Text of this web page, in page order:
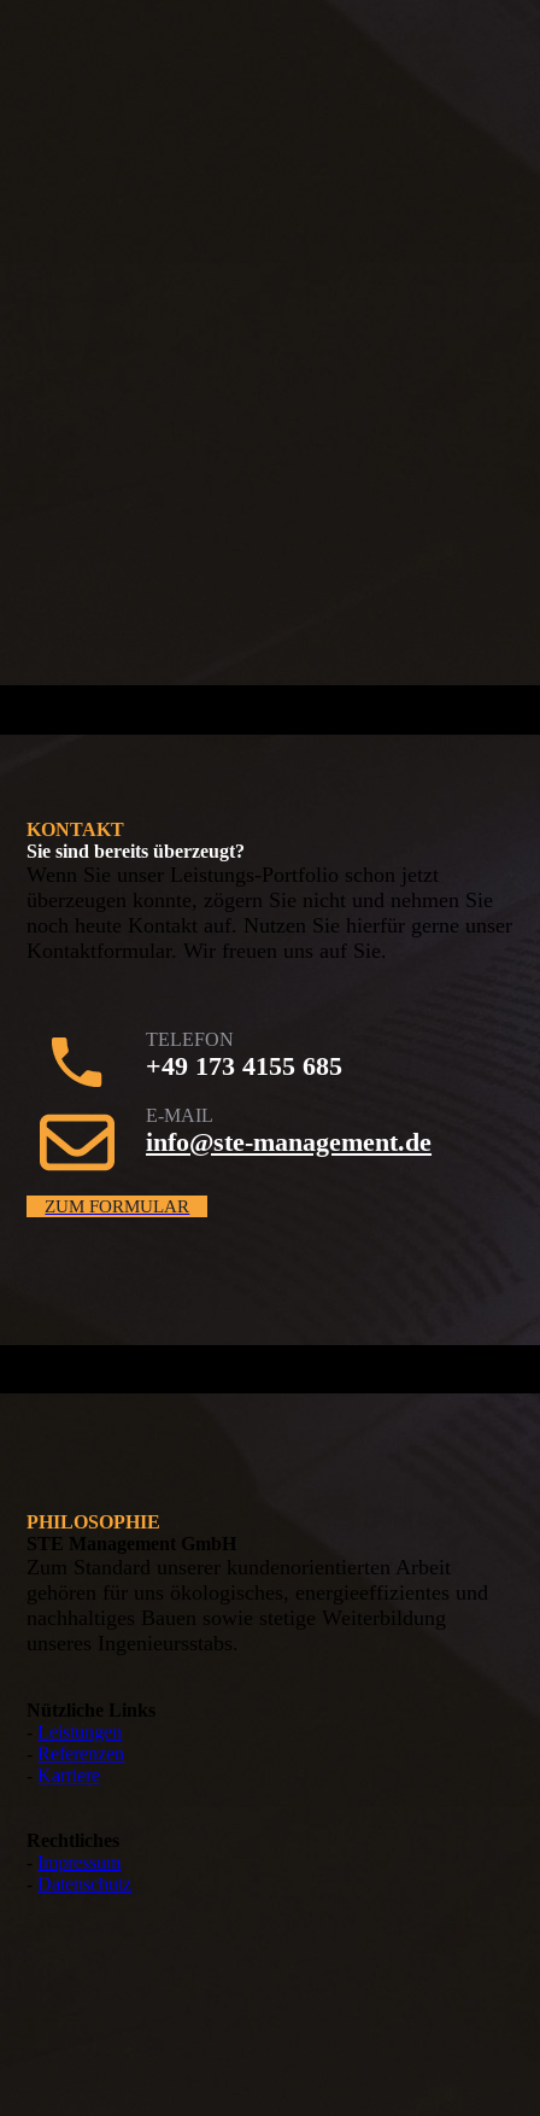
KONTAKT
Sie sind bereits überzeugt?
Wenn Sie unser Leistungs-Portfolio schon jetzt
überzeugen konnte, zögern Sie nicht und nehmen Sie
noch heute Kontakt auf. Nutzen Sie hierfür gerne unser
Kontaktformular. Wir freuen uns auf Sie.
TELEFON
+49 173 4155 685
E-MAIL
info@ste-management.de
ZUM FORMULAR
PHILOSOPHIE
STE Management GmbH
Zum Standard unserer kundenorientierten Arbeit
gehören für uns ökologisches, energieeffizientes und
nachhaltiges Bauen sowie stetige Weiterbildung
unseres Ingenieursstabs.
Nützliche Links
-Leistungen
-Referenzen
-Karriere
Rechtliches
-Impressum
-Datenschutz